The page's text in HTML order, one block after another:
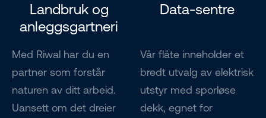
Landbruk og
anleggsgartneri
Med Riwal har du en
partner som forstår
naturen av ditt arbeid.
Uansett om det dreier
Data-sentre
Vår flåte inneholder et
bredt utvalg av elektrisk
utstyr med sporløse
dekk, egnet for